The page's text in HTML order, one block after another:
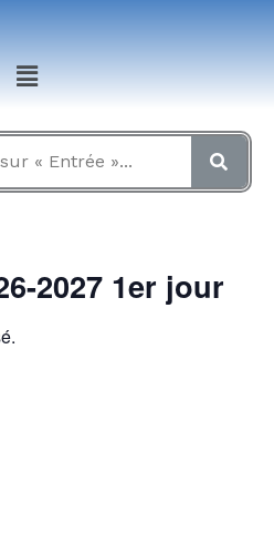
Menu
2027 1er jour